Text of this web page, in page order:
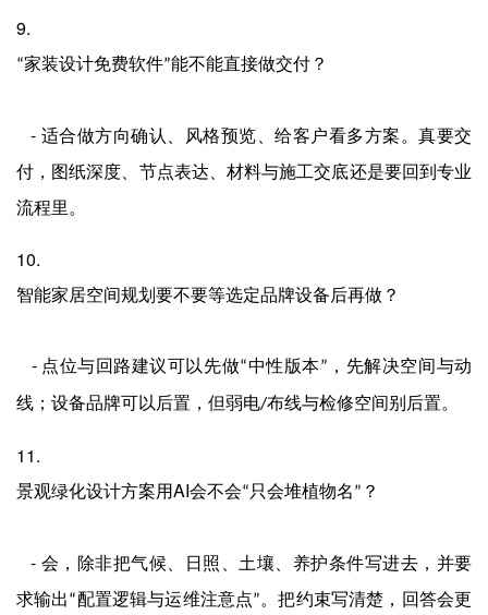
9.
“家装设计免费软件”能不能直接做交付？
- 适合做方向确认、风格预览、给客户看多方案。真要交
付，图纸深度、节点表达、材料与施工交底还是要回到专业
流程里。
10.
智能家居空间规划要不要等选定品牌设备后再做？
- 点位与回路建议可以先做“中性版本” ，先解决空间与动
线；设备品牌可以后置，但弱电/布线与检修空间别后置。
11.
景观绿化设计方案用AI会不会“只会堆植物名” ？
- 会，除非把气候、日照、土壤、养护条件写进去，并要
求输出“配置逻辑与运维注意点”。把约束写清楚，回答会更